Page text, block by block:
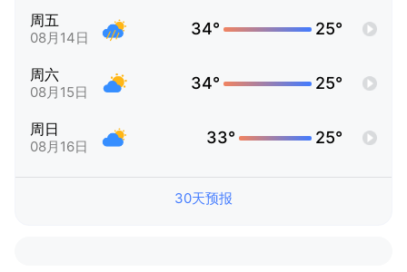
周五
08月14日 34° 25°
周六
08月15日 34° 25°
周日
08月16日 33° 25°
30天预报